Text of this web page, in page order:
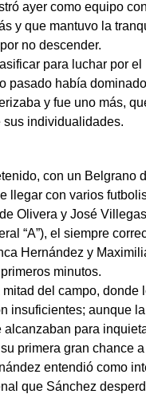
ayer como equipo
y que mantuvo la
no descender.
para luchar por
pasado había
y fue uno más,
sus individualidades.
con un Belgrano
llegar con varios
Olivera y José
“A”), el siempre
Hernández y
minutos.
del campo, donde
insuficientes; aunque
para
primera gran chance
entendió como
que Sánchez